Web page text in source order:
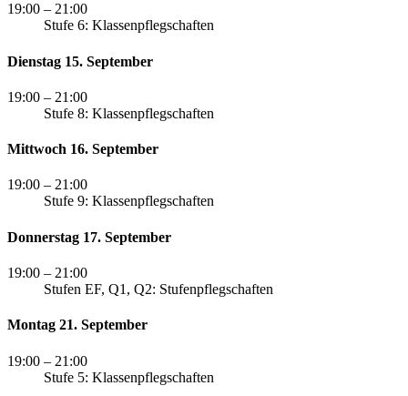
19:00 – 21:00
Stufe 6: Klassenpflegschaften
Dienstag 15. September
19:00 – 21:00
Stufe 8: Klassenpflegschaften
Mittwoch 16. September
19:00 – 21:00
Stufe 9: Klassenpflegschaften
Donnerstag 17. September
19:00 – 21:00
Stufen EF, Q1, Q2: Stufenpflegschaften
Montag 21. September
19:00 – 21:00
Stufe 5: Klassenpflegschaften